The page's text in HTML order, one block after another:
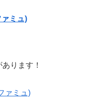
ミュ)
ります！
ァミュ)